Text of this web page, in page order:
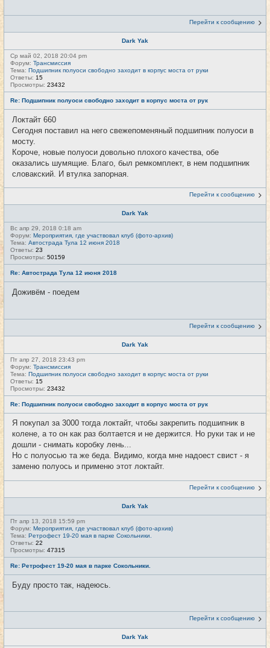
Перейти к сообщению
Dark Yak
Ср май 02, 2018 20:04 pm
Форум: Трансмиссия
Тема: Подшипник полуоси свободно заходит в корпус моста от руки
Ответы: 15
Просмотры: 23432
Re: Подшипник полуоси свободно заходит в корпус моста от рук
Локтайт 660
Сегодня поставил на него свежепоменяный подшипник полуоси в
мосту.
Короче, новые полуоси довольно плохого качества, обе
оказались шумящие. Благо, был ремкомплект, в нем подшипник
словакский. И втулка запорная.
Перейти к сообщению
Dark Yak
Вс апр 29, 2018 0:18 am
Форум: Мероприятия, где участвовал клуб (фото-архив)
Тема: Автострада Тула 12 июня 2018
Ответы: 23
Просмотры: 50159
Re: Автострада Тула 12 июня 2018
Доживём - поедем
Перейти к сообщению
Dark Yak
Пт апр 27, 2018 23:43 pm
Форум: Трансмиссия
Тема: Подшипник полуоси свободно заходит в корпус моста от руки
Ответы: 15
Просмотры: 23432
Re: Подшипник полуоси свободно заходит в корпус моста от рук
Я покупал за 3000 тогда локтайт, чтобы закрепить подшипник в
колене, а то он как раз болтается и не держится. Но руки так и не
дошли - снимать коробку лень...
Но с полуосью та же беда. Видимо, когда мне надоест свист - я
заменю полуось и применю этот локтайт.
Перейти к сообщению
Dark Yak
Пт апр 13, 2018 15:59 pm
Форум: Мероприятия, где участвовал клуб (фото-архив)
Тема: Ретрофест 19-20 мая в парке Сокольники.
Ответы: 22
Просмотры: 47315
Re: Ретрофест 19-20 мая в парке Сокольники.
Буду просто так, надеюсь.
Перейти к сообщению
Dark Yak